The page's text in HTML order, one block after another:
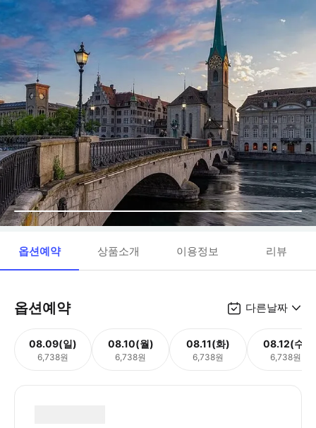
옵션예약 상품소개 이용정보 리뷰
옵션예약 다른날짜
08.09(일)
6,738원
08.10(월)
6,738원
08.11(화)
6,738원
08.12(수)
6,738원